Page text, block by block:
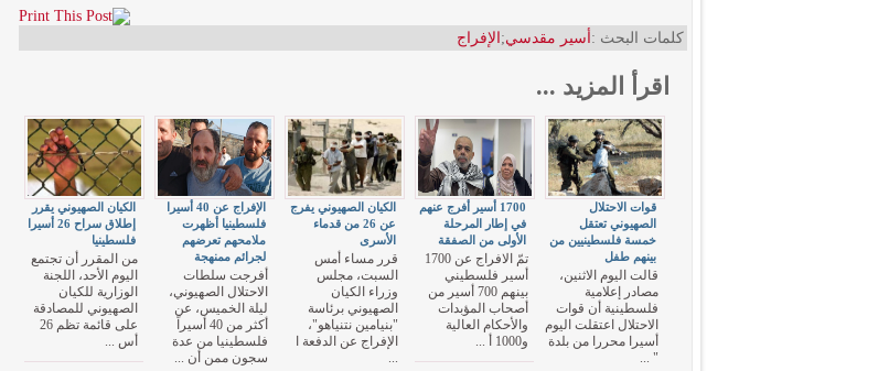
كلمات البحث : أسير مقدسي; الإفراج
اقرأ المزيد ...
الكيان الصهيوني يقرر
إطلاق سراح 26 أسيرا
فلسطينيا
من المقرر أن تجتمع
اليوم الأحد، اللجنة
الوزارية للكيان
الصهيوني للمصادقة
على قائمة تظم 26
أس ...
الإفراج عن 40 أسيرا
فلسطينيا أظهرت
ملامحهم تعرضهم
لجرائم ممنهجة
أفرجت سلطات
الاحتلال الصهيوني،
ليلة الخميس، عن
أكثر من 40 أسيراً
فلسطينيا من عدة
سجون ممن أن ...
الكيان الصهيوني يفرج
عن 26 من قدماء
الأسرى
قرر مساء أمس
السبت، مجلس
وزراء الكيان
الصهيوني برئاسة
"بنيامين نتنياهو"،
الإفراج عن الدفعة ا
...
1700 أسير أفرج عنهم
في إطار المرحلة
الأولى من الصفقة
تمّ الافراج عن 1700
أسير فلسطيني
بينهم 700 أسير من
أصحاب المؤبدات
والأحكام العالية
و1000 أ ...
قوات الاحتلال
الصهيوني تعتقل
خمسة فلسطينيين من
بينهم طفل
قالت اليوم الاثنين،
مصادر إعلامية
فلسطينية أن قوات
الاحتلال اعتقلت اليوم
أسيرا محررا من بلدة
" ...